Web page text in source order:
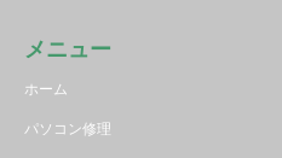
メニュー
ホーム
パソコン修理